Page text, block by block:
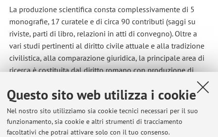
Questo sito web utilizza i cookie
Nel nostro sito utilizziamo sia cookie tecnici necessari per il suo
funzionamento, sia cookie e altri strumenti di tracciamento
facoltativi che potrai attivare solo con il tuo consenso.
La produzione scientifica consta complessivamente di 5
monografie, 17 curatele e di circa 90 contributi (saggi su
riviste, parti di libro, relazioni in atti di convegno). Oltre a
vari studi pertinenti al diritto civile attuale e alla tradizione
civilistica, alla comparazione giuridica, la principale area di
ricerca è costituita dal diritto romano con produzione di
saggi, monografie e curatele principalmente in tema di a)
legislazione comiziale, legislazione imperiale e postclassica
b) il contratto di società c) criteri di responsabilità nel diritto
romano e nella prospettiva storico-comparatistica d)
novi nuntiationel diritto privato e pubblico romano e)